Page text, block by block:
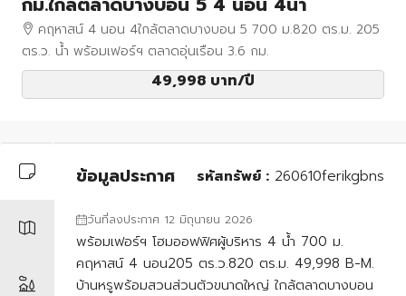
คฤหาสน์ 4 นอน 4ใกล้ตลาดบางบอน 5 700 ม.820 ตร.ม. 205
ตร.ว. น้ำ พร้อมเฟอร์ฯ ตลาดอุ่นเรือน 3.6 กม.
49,998 บาท/ปี
ข้อมูลประกาศ รหัสทรัพย์ : 260610ferikgbns
วันที่ลงประกาศ 12 มิถุนายน 2026
พร้อมเฟอร์ฯ โฮมออฟฟิศผู้บริหาร 4 น้ำ 700 ม.
คฤหาสน์ 4 นอน205 ตร.ว.820 ตร.ม. 49,998 B-M.
บ้านหรูพร้อมสวนส่วนตัวขนาดใหญ่ ใกล้ตลาดบางบอน